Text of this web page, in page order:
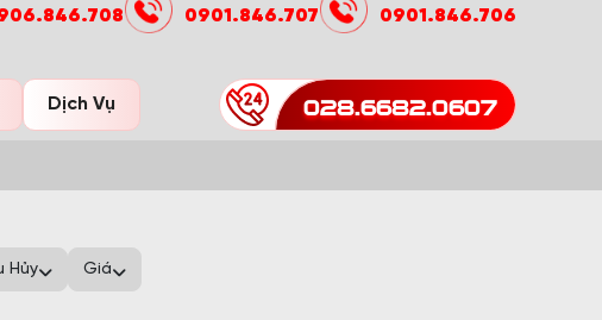
0901.846.707 0901.846.706
Dịch Vụ 028.6682.0607
Hủy Giá